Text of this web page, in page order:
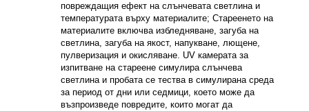
повреждащия ефект на слънчевата светлина и
температурата върху материалите; Стареенето на
материалите включва избледняване, загуба на
светлина, загуба на якост, напукване, лющене,
пулверизация и окисляване. UV камерата за
изпитване на стареене симулира слънчева
светлина и пробата се тества в симулирана среда
за период от дни или седмици, което може да
възпроизведе повредите, които могат да